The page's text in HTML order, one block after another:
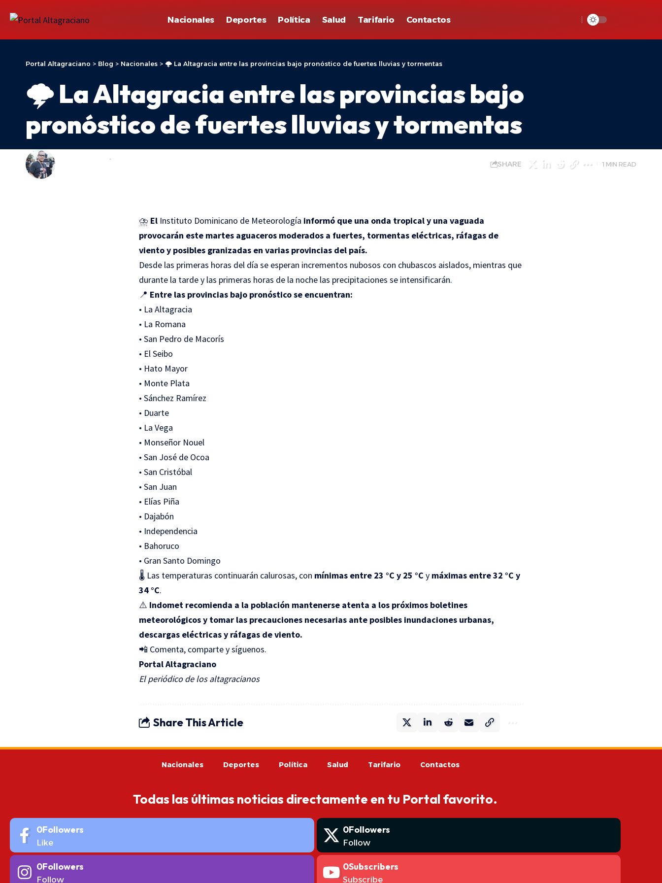
Nacionales Deportes Política Salud Tarifario Contactos
Portal Altagraciano > Blog > Nacionales > 🌩️ La Altagracia entre las provincias bajo pronóstico de fuertes lluvias y tormentas
🌩️ La Altagracia entre las provincias bajo
pronóstico de fuertes lluvias y tormentas
LAST UPDATED: 8 DE JULIO DE 2026 08:31
ADONIS ARACHE
SHARE 1 MIN READ
⛈️ El Instituto Dominicano de Meteorología informó que una onda tropical y una vaguada
provocarán este martes aguaceros moderados a fuertes, tormentas eléctricas, ráfagas de
viento y posibles granizadas en varias provincias del país.
Desde las primeras horas del día se esperan incrementos nubosos con chubascos aislados, mientras que
durante la tarde y las primeras horas de la noche las precipitaciones se intensificarán.
📍 Entre las provincias bajo pronóstico se encuentran:
• La Altagracia
• La Romana
• San Pedro de Macorís
• El Seibo
• Hato Mayor
• Monte Plata
• Sánchez Ramírez
• Duarte
• La Vega
• Monseñor Nouel
• San José de Ocoa
• San Cristóbal
• San Juan
• Elías Piña
• Dajabón
• Independencia
• Bahoruco
• Gran Santo Domingo
🌡️ Las temperaturas continuarán calurosas, con mínimas entre 23 °C y 25 °C y máximas entre 32 °C y
34 °C.
⚠️ Indomet recomienda a la población mantenerse atenta a los próximos boletines
meteorológicos y tomar las precauciones necesarias ante posibles inundaciones urbanas,
descargas eléctricas y ráfagas de viento.
📲 Comenta, comparte y síguenos.
Portal Altagraciano
El periódico de los altagracianos
Share This Article
Nacionales Deportes Política Salud Tarifario Contactos
Todas las últimas noticias directamente en tu Portal favorito.
0Followers
Like
0Followers
Follow
0Followers
Follow
0Subscribers
Subscribe